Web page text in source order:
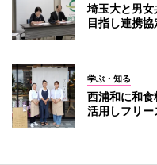
埼玉大と男
目指し連携協
学ぶ・知る
西浦和に和
活用しフリー